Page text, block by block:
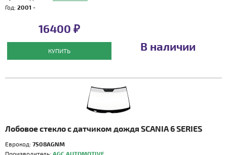
Год: 2001 -
16400 ₽
КУПИТЬ В наличии
Лобовое стекло с датчиком дождя SCANIA 6 SERIES
Еврокод: 7508AGNM
Производитель: AGC AUTOMOTIVE